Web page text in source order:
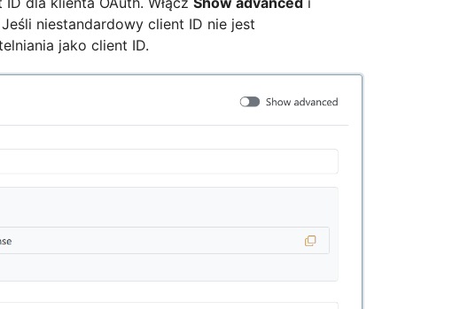
Jeśli niestandardowy client ID nie jest
jako client ID.